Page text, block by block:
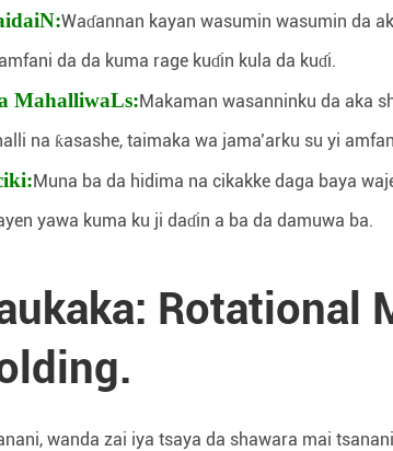
N:Waɗannan kayan wasumin wasumin da
da da kuma rage kuɗin kula da kuɗi.
MahalliwaLs:Makaman wasanninku da aka
na ƙasashe, taimaka wa jama’arku su yi
Muna ba da hidima na cikakke daga baya
yawa kuma ku ji daɗin a ba da damuwa ba.
Rotational
wanda zai iya tsaya da shawara mai